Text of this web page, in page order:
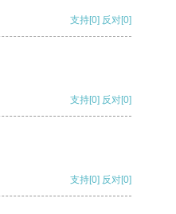
支持[0] 反对[0]
支持[0] 反对[0]
支持[0] 反对[0]